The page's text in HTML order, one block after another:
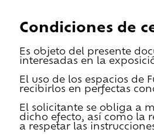
Condiciones de
Es objeto del presente
interesadas en la
El uso de los espacios de
recibirlos en perfectas
El solicitante se obliga a
dicho efecto, así como la
a respetar las